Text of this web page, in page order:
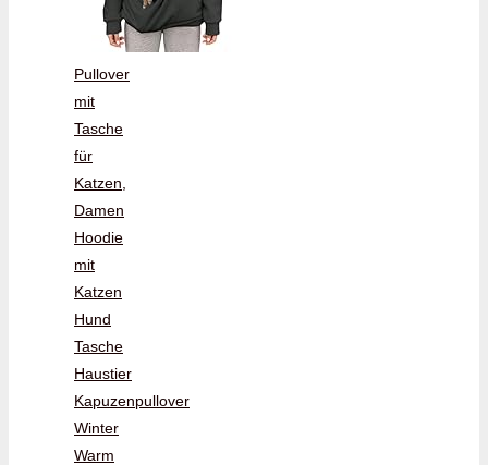
Pullover
mit
Tasche
für
Katzen,
Damen
Hoodie
mit
Katzen
Hund
Tasche
Haustier
Kapuzenpullover
Winter
Warm